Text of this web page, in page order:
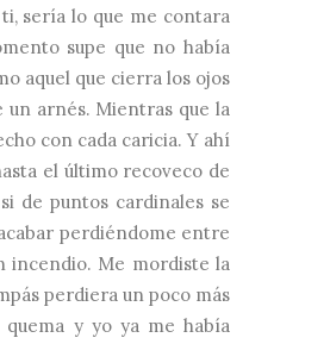
sería lo que me contara
supe que no había
aquel que cierra los ojos
un arnés. Mientras que la
con cada caricia. Y ahí
el último recoveco de
de puntos cardinales se
perdiéndome entre
incendio. Me mordiste la
perdiera un poco más
y yo ya me había